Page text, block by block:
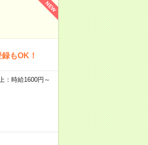
NEW
もOK！
：時給1600円～